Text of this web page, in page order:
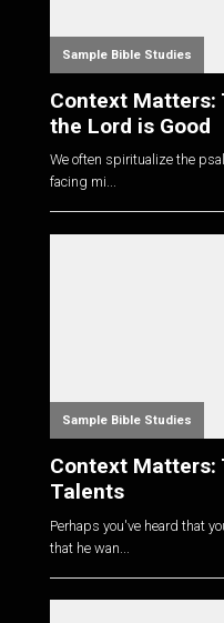
Sample Bible Studies
Context Matters:
the Lord is Good
We often spiritualize the
facing mi...
Sample Bible Studies
Context Matters:
Talents
Perhaps you've heard that
that he wan...